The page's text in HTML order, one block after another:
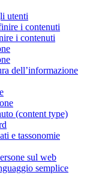
utenti
i contenuti
i contenuti
dell’informazione
(content type)
e tassonomie
sul web
semplice